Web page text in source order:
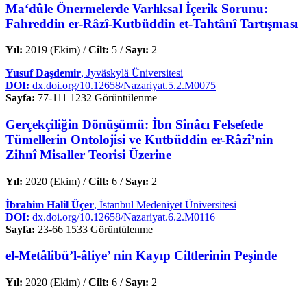
Ma‘dûle Önermelerde Varlıksal İçerik Sorunu:
Fahreddin er-Râzî-Kutbüddin et-Tahtânî Tartışması
Yıl: 2019 (Ekim) /Cilt: 5 /Sayı: 2
Yusuf Daşdemir, Jyväskylä Üniversitesi
DOI: dx.doi.org/10.12658/Nazariyat.5.2.M0075
Sayfa: 77-111 1232 Görüntülenme
Gerçekçiliğin Dönüşümü: İbn Sînâcı Felsefede
Tümellerin Ontolojisi ve Kutbüddin er-Râzî’nin
Zihnî Misaller Teorisi Üzerine
Yıl: 2020 (Ekim) /Cilt: 6 /Sayı: 2
İbrahim Halil Üçer, İstanbul Medeniyet Üniversitesi
DOI: dx.doi.org/10.12658/Nazariyat.6.2.M0116
Sayfa: 23-66 1533 Görüntülenme
el-Metâlibü’l-âliye’ nin Kayıp Ciltlerinin Peşinde
Yıl: 2020 (Ekim) /Cilt: 6 /Sayı: 2